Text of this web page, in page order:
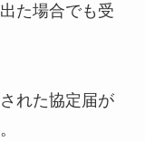
た場合でも受
れた協定届が